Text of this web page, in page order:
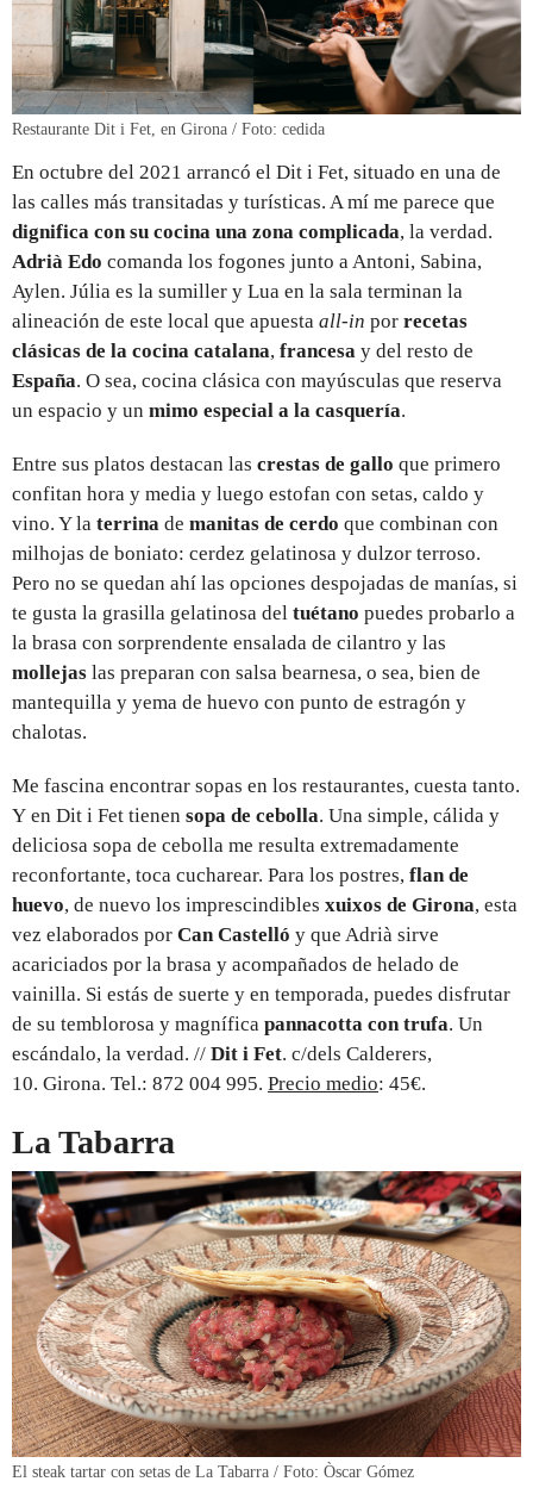
Restaurante Dit i Fet, en Girona / Foto: cedida
En octubre del 2021 arrancó el Dit i Fet, situado en una de
las calles más transitadas y turísticas. A mí me parece que
dignifica con su cocina una zona complicada, la verdad.
Adrià Edo comanda los fogones junto a Antoni, Sabina,
Aylen. Júlia es la sumiller y Lua en la sala terminan la
alineación de este local que apuesta all-in por recetas
clásicas de la cocina catalana, francesa y del resto de
España. O sea, cocina clásica con mayúsculas que reserva
un espacio y un mimo especial a la casquería.
Entre sus platos destacan las crestas de gallo que primero
confitan hora y media y luego estofan con setas, caldo y
vino. Y la terrina de manitas de cerdo que combinan con
milhojas de boniato: cerdez gelatinosa y dulzor terroso.
Pero no se quedan ahí las opciones despojadas de manías, si
te gusta la grasilla gelatinosa del tuétano puedes probarlo a
la brasa con sorprendente ensalada de cilantro y las
mollejas las preparan con salsa bearnesa, o sea, bien de
mantequilla y yema de huevo con punto de estragón y
chalotas.
Me fascina encontrar sopas en los restaurantes, cuesta tanto.
Y en Dit i Fet tienen sopa de cebolla. Una simple, cálida y
deliciosa sopa de cebolla me resulta extremadamente
reconfortante, toca cucharear. Para los postres, flan de
huevo, de nuevo los imprescindibles xuixos de Girona, esta
vez elaborados por Can Castelló y que Adrià sirve
acariciados por la brasa y acompañados de helado de
vainilla. Si estás de suerte y en temporada, puedes disfrutar
de su temblorosa y magnífica pannacotta con trufa. Un
escándalo, la verdad. // Dit i Fet. c/dels Calderers,
10. Girona. Tel.: 872 004 995. Precio medio: 45€.
La Tabarra
El steak tartar con setas de La Tabarra / Foto: Òscar Gómez